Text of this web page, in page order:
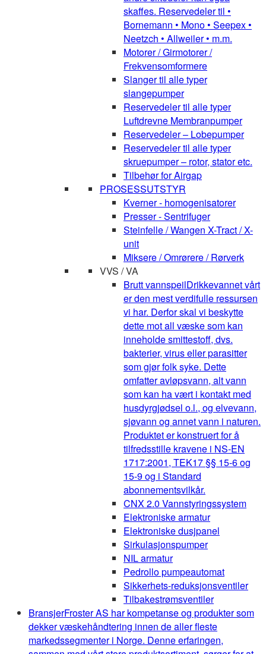
skaffes. Reservedeler til •
Bornemann • Mono • Seepex •
Neetzch • Allweiler • m.m.
Motorer / Girmotorer /
Frekvensomformere
Slanger til alle typer
slangepumper
Reservedeler til alle typer
Luftdrevne Membranpumper
Reservedeler – Lobepumper
Reservedeler til alle typer
skruepumper – rotor, stator etc.
Tilbehør for Airgap
PROSESSUTSTYR
Kverner - homogenisatorer
Presser - Sentrifuger
Steinfelle / Wangen X-Tract / X-
unit
Miksere / Omrørere / Rørverk
VVS / VA
Brutt vannspeilDrikkevannet vårt
er den mest verdifulle ressursen
vi har. Derfor skal vi beskytte
dette mot all væske som kan
inneholde smittestoff, dvs.
bakterier, virus eller parasitter
som gjør folk syke. Dette
omfatter avløpsvann, alt vann
som kan ha vært i kontakt med
husdyrgjødsel o.l., og elvevann,
sjøvann og annet vann i naturen.
Produktet er konstruert for å
tilfredsstille kravene i NS-EN
1717:2001, TEK17 §§ 15-6 og
15-9 og i Standard
abonnementsvilkår.
CNX 2.0 Vannstyringssystem
Elektroniske armatur
Elektroniske dusjpanel
Sirkulasjonspumper
NIL armatur
Pedrollo pumpeautomat
Sikkerhets-reduksjonsventiler
Tilbakestrømsventiler
BransjerFroster AS har kompetanse og produkter som
dekker væskehåndtering innen de aller fleste
markedssegmenter i Norge. Denne erfaringen,